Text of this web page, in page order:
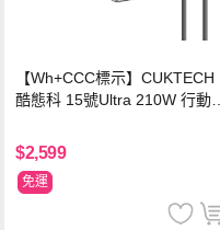
【Wh+CCC標示】CUKTECH
酷態科 15號Ultra 210W 行動電
$2,599
免運